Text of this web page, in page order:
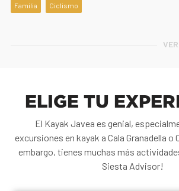
Familia Ciclismo
ELIGE TU
El Kayak Javea es genial,
excursiones en kayak a Cala Granadella o
embargo, tienes muchas más
Siesta Advisor!